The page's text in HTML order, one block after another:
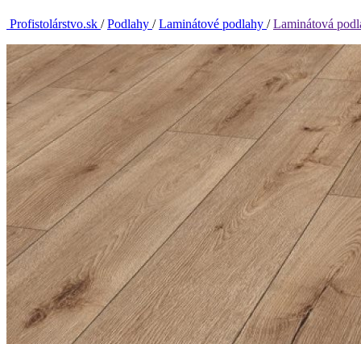
Profistolárstvo.sk / Podlahy / Laminátové podlahy / Laminátová